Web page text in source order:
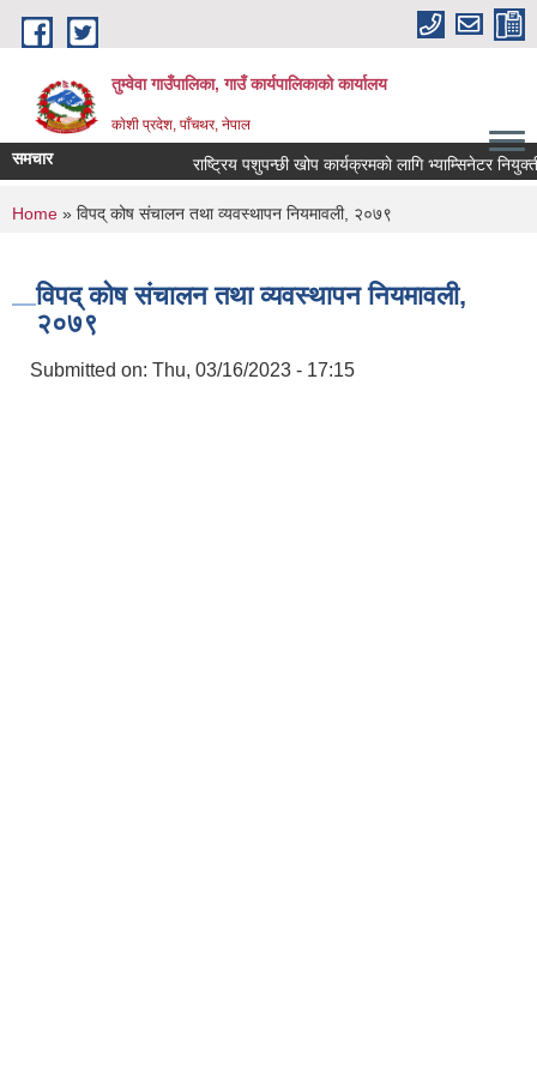
Skip to main content
तुम्वेवा गाउँपालिका, गाउँ कार्यपालिकाको कार्यालय
काेशी प्रदेश, पाँचथर, नेपाल
समचार राष्ट्रिय पशुपन्छी खोप कार्यक्रमकाे लागि भ्याम्सिनेटर
You are here
Home » विपद् कोष संचालन तथा व्यवस्थापन नियमावली, २०७९
विपद् कोष संचालन तथा व्यवस्थापन नियमावली,
२०७९
Submitted on: Thu, 03/16/2023 - 17:15